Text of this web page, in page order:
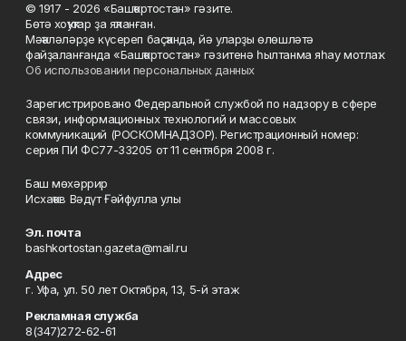
© 1917 - 2026 «Башҡортостан» гәзите.
Бөтә хоҡуҡтар ҙа яҡланған.
Мәҡәләләрҙе күсереп баҫҡанда, йә уларҙы өлөшләтә
файҙаланғанда «Башҡортостан» гәзитенә һылтанма яһау мотлаҡ.
Об использовании персональных данных
Зарегистрировано Федеральной службой по надзору в сфере
связи, информационных технологий и массовых
коммуникаций (РОСКОМНАДЗОР). Регистрационный номер:
серия ПИ ФС77-33205 от 11 сентября 2008 г.
Баш мөхәррир
Исхаҡов Вәдүт Ғәйфулла улы
Эл. почта
bashkortostan.gazeta@mail.ru
Адрес
г. Уфа, ул. 50 лет Октября, 13, 5-й этаж
Рекламная служба
8(347)272-62-61